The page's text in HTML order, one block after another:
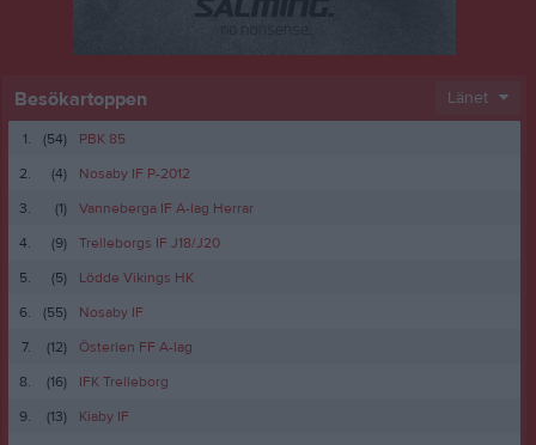
Besökartoppen Länet
1. (54)
PBK 85
2.
(4)
Nosaby IF P-2012
3.
(1)
Vanneberga IF A-lag Herrar
4.
(9)
Trelleborgs IF J18/J20
5.
(5)
Lödde Vikings HK
6.
(55)
Nosaby IF
7.
(12)
Österlen FF A-lag
8.
(16)
IFK Trelleborg
9.
(13)
Kiaby IF